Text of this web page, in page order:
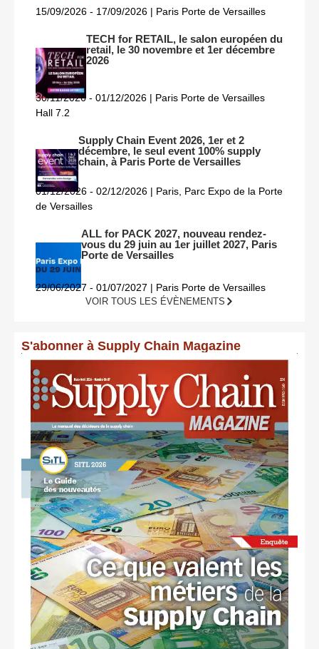
15/09/2026 - 17/09/2026 | Paris Porte de Versailles
TECH for RETAIL, le salon européen du
retail, le 30 novembre et 1er décembre
2026
30/11/2026 - 01/12/2026 | Paris Porte de Versailles
Hall 7.2
Supply Chain Event 2026, 1er et 2
décembre, le seul event 100% supply
chain, à Paris Porte de Versailles
01/12/2026 - 02/12/2026 | Paris, Parc Expo de la Porte
de Versailles
ALL for PACK 2027, nouveau rendez-
vous du 29 juin au 1er juillet 2027, Paris
Porte de Versailles
29/06/2027 - 01/07/2027 | Paris Porte de Versailles
VOIR TOUS LES ÉVÈNEMENTS
S'abonner à Supply Chain Magazine